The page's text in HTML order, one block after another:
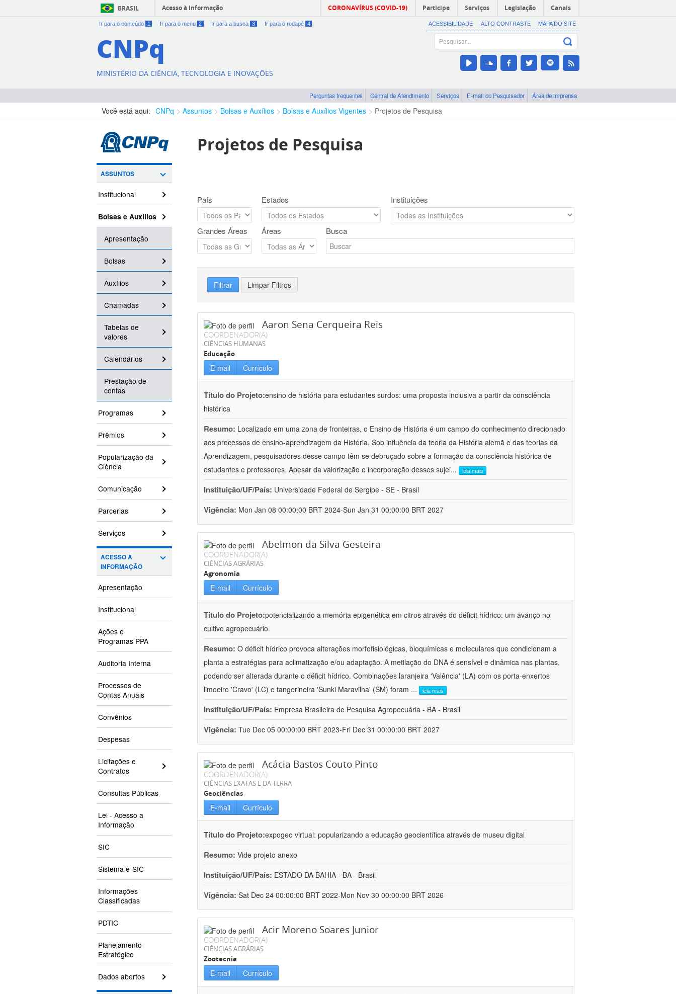
BRASIL Acesso à informação CORONAVÍRUS (COVID-19) Participe Serviços Legislação Canais
Ir para o conteúdo 1 Ir para o menu 2 Ir para a busca 3 Ir para o rodapé 4 ACESSIBILIDADE ALTO CONTRASTE MAPA DO SITE
CNPq
MINISTÉRIO DA CIÊNCIA, TECNOLOGIA E INOVAÇÕES
Perguntas frequentes Central de Atendimento Serviços E-mail do Pesquisador Área de imprensa
Você está aqui: CNPq Assuntos Bolsas e Auxílios Bolsas e Auxílios Vigentes Projetos de Pesquisa
ASSUNTOS
Institucional
Bolsas e Auxílios
Apresentação
Bolsas
Auxílios
Chamadas
Tabelas de
valores
Calendários
Prestação de
contas
Programas
Prêmios
Popularização da
Ciência
Comunicação
Parcerias
Serviços
ACESSO À
INFORMAÇÃO
Apresentação
Institucional
Ações e
Programas PPA
Auditoria Interna
Processos de
Contas Anuais
Convênios
Despesas
Licitações e
Contratos
Consultas Públicas
Lei - Acesso a
Informação
SIC
Sistema e-SIC
Informações
Classificadas
PDTIC
Planejamento
Estratégico
Dados abertos
Projetos de Pesquisa
País Estados Instituições
Grandes Áreas Áreas Busca
Filtrar Limpar Filtros
Aaron Sena Cerqueira Reis
COORDENADOR(A)
CIÊNCIAS HUMANAS
Educação
E-mail Currículo
Título do Projeto:ensino de história para estudantes surdos: uma proposta inclusiva a partir da consciência
histórica
Resumo: Localizado em uma zona de fronteiras, o Ensino de História é um campo do conhecimento direcionado
aos processos de ensino-aprendizagem da História. Sob influência da teoria da História alemã e das teorias da
Aprendizagem, pesquisadores desse campo têm se debruçado sobre a formação da consciência histórica de
estudantes e professores. Apesar da valorização e incorporação desses sujei... leia mais
Instituição/UF/País: Universidade Federal de Sergipe - SE - Brasil
Vigência: Mon Jan 08 00:00:00 BRT 2024-Sun Jan 31 00:00:00 BRT 2027
Abelmon da Silva Gesteira
COORDENADOR(A)
CIÊNCIAS AGRÁRIAS
Agronomia
E-mail Currículo
Título do Projeto:potencializando a memória epigenética em citros através do déficit hídrico: um avanço no
cultivo agropecuário.
Resumo: O déficit hídrico provoca alterações morfofisiológicas, bioquímicas e moleculares que condicionam a
planta a estratégias para aclimatização e/ou adaptação. A metilação do DNA é sensível e dinâmica nas plantas,
podendo ser alterada durante o déficit hídrico. Combinações laranjeira 'Valência' (LA) com os porta-enxertos
limoeiro 'Cravo' (LC) e tangerineira 'Sunki Maravilha' (SM) foram ... leia mais
Instituição/UF/País: Empresa Brasileira de Pesquisa Agropecuária - BA - Brasil
Vigência: Tue Dec 05 00:00:00 BRT 2023-Fri Dec 31 00:00:00 BRT 2027
Acácia Bastos Couto Pinto
COORDENADOR(A)
CIÊNCIAS EXATAS E DA TERRA
Geociências
E-mail Currículo
Título do Projeto:expogeo virtual: popularizando a educação geocientífica através de museu digital
Resumo: Vide projeto anexo
Instituição/UF/País: ESTADO DA BAHIA - BA - Brasil
Vigência: Sat Dec 24 00:00:00 BRT 2022-Mon Nov 30 00:00:00 BRT 2026
Acir Moreno Soares Junior
COORDENADOR(A)
CIÊNCIAS AGRÁRIAS
Zootecnia
E-mail Currículo